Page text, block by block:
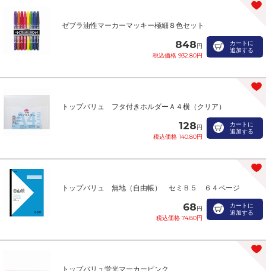
ゼブラ油性マーカーマッキー極細８色セット
848円
税込価格 932.80円
カートに
追加する
トップバリュ フタ付きホルダーＡ４横（クリア）
128円
税込価格 140.80円
カートに
追加する
トップバリュ 無地（自由帳） セミＢ５ ６４ページ
68円
税込価格 74.80円
カートに
追加する
トップバリュ蛍光マーカーピンク